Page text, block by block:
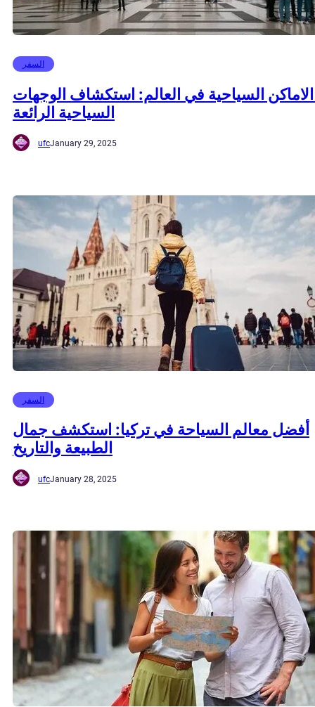
السفر
السياحية في العالم: استكشاف الوجهات
السياحية الرائعة
ufcJanuary 29, 2025
السفر
أفضل معالم السياحة في تركيا: استكشف جمال
الطبيعة والتاريخ
ufcJanuary 28, 2025